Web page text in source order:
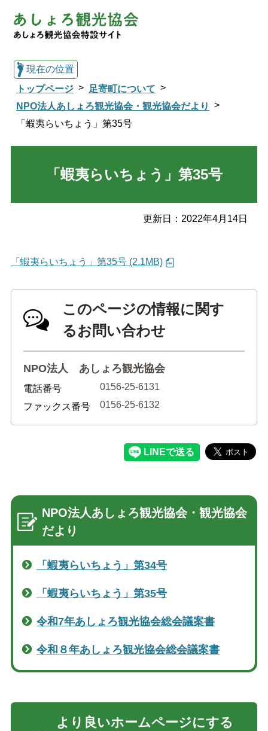
総合トップへ戻る
観光協会トップ
観光スポット
特産品 English
オンライン販売
文字サイズ
色合い
黄 青
閉じる
現在の位置
トップページ
足寄町について
NPO法人あしょろ観光協会・観光協会だより
「蝦夷らいちょう」第35号
「蝦夷らいちょう」第35号
更新日： 2022年4月14日
「蝦夷らいちょう」第35号 (2.1MB)
このページの情報に関す
るお問い合わせ
NPO法人 あしょろ観光協会
電話番号
0156-25-6131
ファックス番号
0156-25-6132
NPO法人あしょろ観光協会・観光協会
だより
「蝦夷らいちょう」第34号
「蝦夷らいちょう」第35号
令和7年あしょろ観光協会総会議案書
令和８年あしょろ観光協会総会議案書
より良いホームページにする